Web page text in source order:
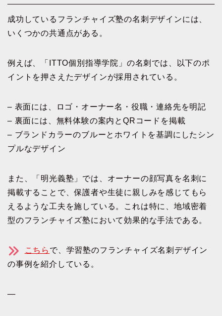
成功しているフランチャイズ塾の名刺デザインには、
いくつかの共通点がある。
例えば、「ITTO個別指導学院」の名刺では、以下のポ
イントを押さえたデザインが採用されている。
– 表面には、ロゴ・オーナー名・役職・連絡先を明記
– 裏面には、無料体験の案内とQRコードを掲載
– ブランドカラーのブルーとホワイトを基調にしたシン
プルなデザイン
また、「明光義塾」では、オーナーの顔写真を名刺に
掲載することで、保護者や生徒に親しみを感じてもら
えるような工夫を施している。これは特に、地域密着
型のフランチャイズ塾において効果的な手法である。
こちら で、学習塾のフランチャイズ名刺デザイン
の事例を紹介している。
—